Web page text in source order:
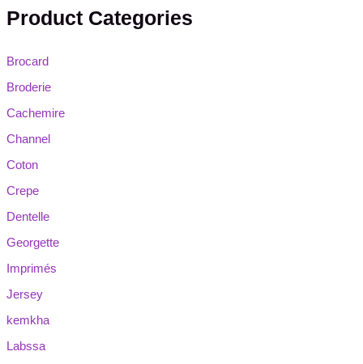
h
r
h
r
Product Categories
Brocard
Broderie
Cachemire
Channel
Coton
Crepe
Dentelle
Georgette
Imprimés
Jersey
kemkha
Labssa